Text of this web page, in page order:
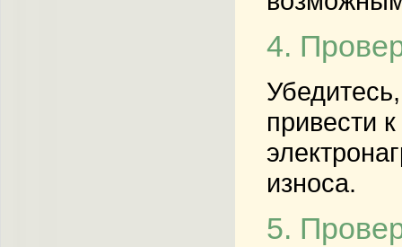
4.
привести
износа.
5.